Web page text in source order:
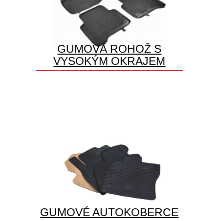
GUMOVÁ ROHOŽ S
VYSOKÝM OKRAJEM
GUMOVÉ AUTOKOBERCE